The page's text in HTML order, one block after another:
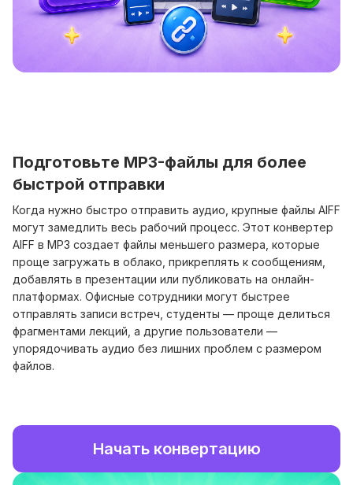
Подготовьте MP3-файлы для более
быстрой отправки
Когда нужно быстро отправить аудио, крупные файлы AIFF
могут замедлить весь рабочий процесс. Этот конвертер
AIFF в MP3 создает файлы меньшего размера, которые
проще загружать в облако, прикреплять к сообщениям,
добавлять в презентации или публиковать на онлайн-
платформах. Офисные сотрудники могут быстрее
отправлять записи встреч, студенты — проще делиться
фрагментами лекций, а другие пользователи —
упорядочивать аудио без лишних проблем с размером
файлов.
Начать конвертацию